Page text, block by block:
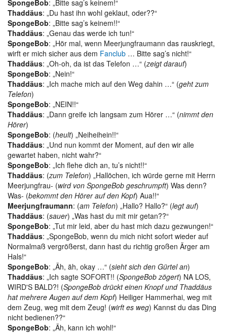
SpongeBob: „Bitte sag’s keinem!“
Thaddäus: „Du hast ihn wohl geklaut, oder??“
SpongeBob: „Bitte sag’s keinem!!“
Thaddäus: „Genau das werde ich tun!“
SpongeBob: „Hör mal, wenn Meerjungfraumann das rauskriegt,
wirft er mich sicher aus dem Fanclub … Bitte sag’s nicht!“
Thaddäus: „Oh-oh, da ist das Telefon …“ (zeigt darauf)
SpongeBob: „Nein!“
Thaddäus: „Ich mache mich auf den Weg dahin …“ (geht zum
Telefon)
SpongeBob: „NEIN!!“
Thaddäus: „Dann greife ich langsam zum Hörer …“ (nimmt den
Hörer)
SpongeBob: (heult) „Neiheihein!!“
Thaddäus: „Und nun kommt der Moment, auf den wir alle
gewartet haben, nicht wahr?“
SpongeBob: „Ich flehe dich an, tu’s nicht!!“
Thaddäus: (zum Telefon) „Hallöchen, ich würde gerne mit Herrn
Meerjungfrau- (wird von SpongeBob geschrumpft) Was denn?
Was- (bekommt den Hörer auf den Kopf) Aua!!“
Meerjungfraumann: (am Telefon) „Hallo? Hallo?“ (legt auf)
Thaddäus: (sauer) „Was hast du mit mir getan??“
SpongeBob: „Tut mir leid, aber du hast mich dazu gezwungen!“
Thaddäus: „SpongeBob, wenn du mich nicht sofort wieder auf
Normalmaß vergrößerst, dann hast du richtig großen Ärger am
Hals!“
SpongeBob: „Äh, äh, okay …“ (sieht sich den Gürtel an)
Thaddäus: „Ich sagte SOFORT!! (SpongeBob zögert) NA LOS,
WIRD'S BALD?! (SpongeBob drückt einen Knopf und Thaddäus
hat mehrere Augen auf dem Kopf) Heiliger Hammerhai, weg mit
dem Zeug, weg mit dem Zeug! (wirft es weg) Kannst du das Ding
nicht bedienen??“
SpongeBob: „Äh, kann ich wohl!“